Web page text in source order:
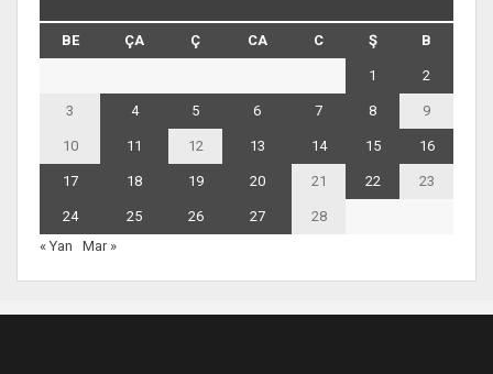
BE ÇA Ç CA C Ş B
1 2
3 4 5 6 7 8 9
10 11 12 13 14 15 16
17 18 19 20 21 22 23
24 25 26 27
28
« Yan
Mar »